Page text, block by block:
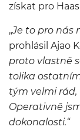
získat pro
„Je to pro nás
prohlásil Ajao
proto vlastně
tolika
tým velmi rád,
Operativně
dokonalosti.“